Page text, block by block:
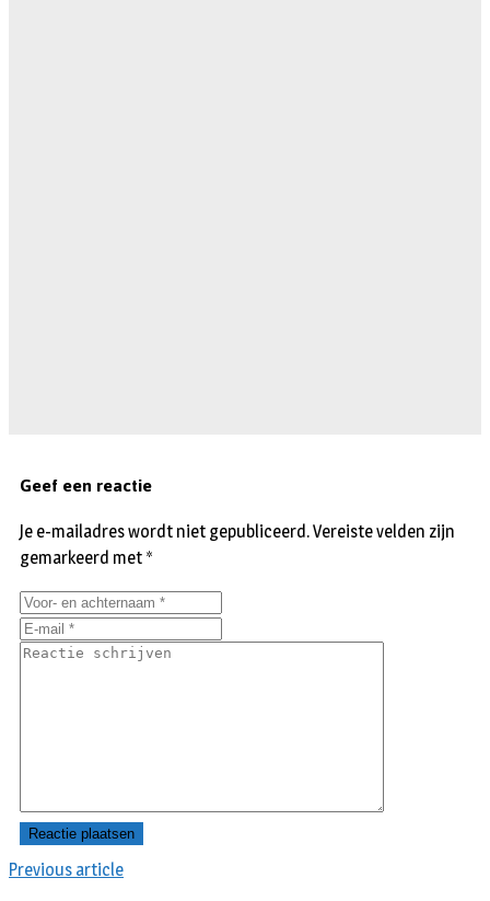
Previous article
Geef een reactie
Je e-mailadres wordt niet gepubliceerd.Vereiste velden zijn
gemarkeerd met *